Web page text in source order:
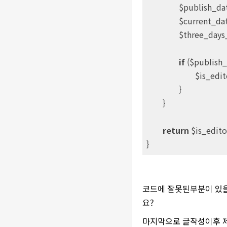
if
return
코드에 잘못된부분이 있
요?
마지막으로 글작성이후